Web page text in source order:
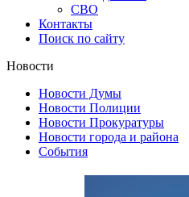
СВО
Контакты
Поиск по сайту
Новости
Новости Думы
Новости Полиции
Новости Прокуратуры
Новости города и района
События